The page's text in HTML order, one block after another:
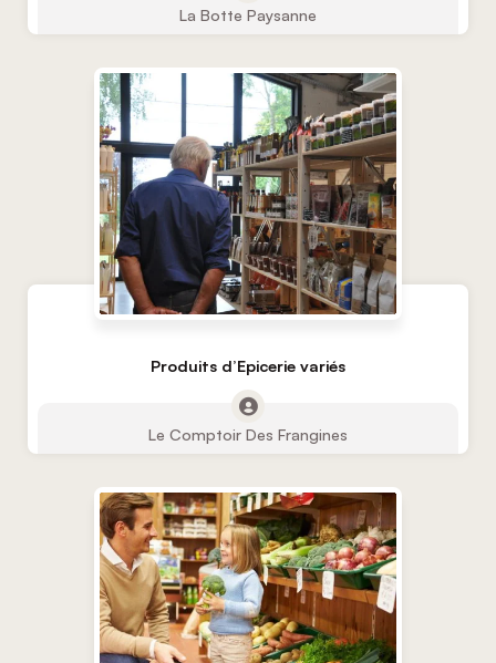
La Botte Paysanne
Produits d’Epicerie variés
Le Comptoir Des Frangines